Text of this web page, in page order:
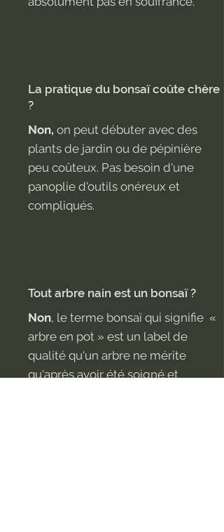
La pratique du bonsaï coûte chère
?
Non, on peut débuter avec des
plants de jardin ou de pépinière
peu coûteux. Pas besoin d'une
panoplie d'outils onéreux et
compliqués.
Tout arbre nain est un bonsaï ?
Non, le terme bonsaï qui signifie «
arbre en pot » est un label de
qualité qu'un arbre ne mérite
qu'après avoir été soigné et